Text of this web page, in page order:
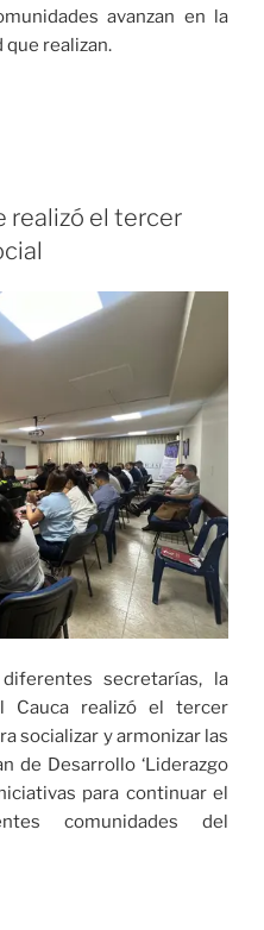
avanzan en la
realizan.
realizó el tercer
secretarías, la
Cauca realizó el tercer
socializar y armonizar las
de Desarrollo ‘Liderazgo
para continuar el
comunidades del